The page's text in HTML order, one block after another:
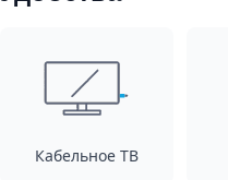
Кабельное ТВ